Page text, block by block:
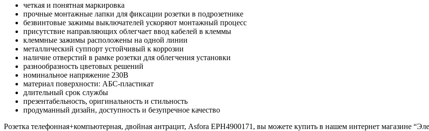
четкая и понятная маркировка
прочные монтажные лапки для фиксации розетки в подрозетнике
безвинтовые зажимы выключателей ускоряют монтажный процесс
присутствие направляющих облегчает ввод кабелей в клеммы
клеммные зажимы расположены на одной линии
металлический суппорт устойчивый к коррозии
наличие отверстий в рамке розетки для облегчения установки
разнообразность цветовых решений
номинальное напряжение 230В
материал поверхности: АБС-пластикат
длительный срок службы
презентабельность, оригинальность и стильность
продуманный дизайн, доступность и безупречное качество
Розетка телефонная+компьютерная, двойная антрацит, Asfora EPH4900171, вы можете купить в нашем интернет магазине